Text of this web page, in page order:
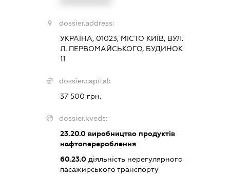
dossier.address:
УКРАЇНА, 01023, МІСТО КИЇВ, ВУЛ.
Л. ПЕРВОМАЙСЬКОГО, БУДИНОК
11
dossier.capital:
37 500 грн.
dossier.kveds:
23.20.0виробництво продуктів
нафтоперероблення
60.23.0діяльність нерегулярного
пасажирського транспорту